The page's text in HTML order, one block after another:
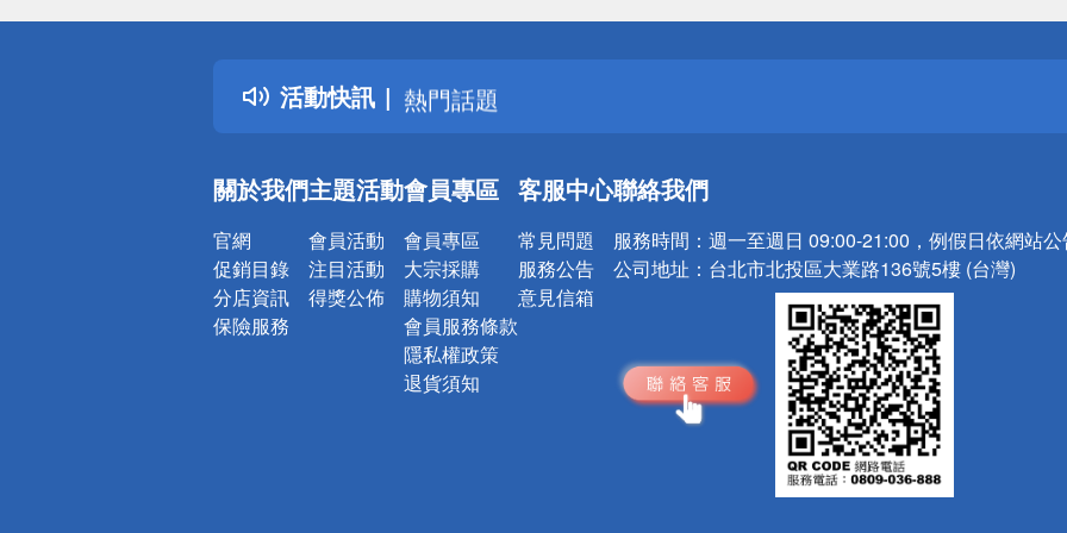
活動快訊
詐騙網頁！請小心！
得獎公告
熱門話題
銀行優惠
詐騙網頁！請小心！
關於我們
官網
促銷目錄
分店資訊
保險服務
主題活動
會員活動
注目活動
得獎公佈
會員專區
會員專區
大宗採購
購物須知
會員服務條款
隱私權政策
退貨須知
客服中心
常見問題
服務公告
意見信箱
聯絡我們
服務時間： 週一至週日 09:00-21:00，例假日依網站
公司地址： 台北市北投區大業路136號5樓 (台灣)